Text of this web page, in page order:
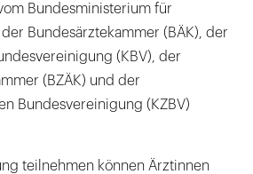
Bundesministerium für
Bundesärztekammer (BÄK), der
(KBV), der
(BZÄK) und der
Bundesvereinigung (KZBV)
teilnehmen können Ärztinnen